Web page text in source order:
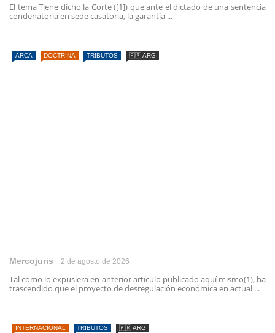
El tema Tiene dicho la Corte ([1]) que ante el dictado de una sentencia
condenatoria en sede casatoria, la garantía ...
ARCA DOCTRINA TRIBUTOS 🇦🇷 ARG
Mercojuris 2 de agosto de 2026
Tal como lo expusiera en anterior artículo publicado aquí mismo(1), ha
trascendido que el proyecto de desregulación económica en actual ...
INTERNACIONAL TRIBUTOS 🇦🇷 ARG